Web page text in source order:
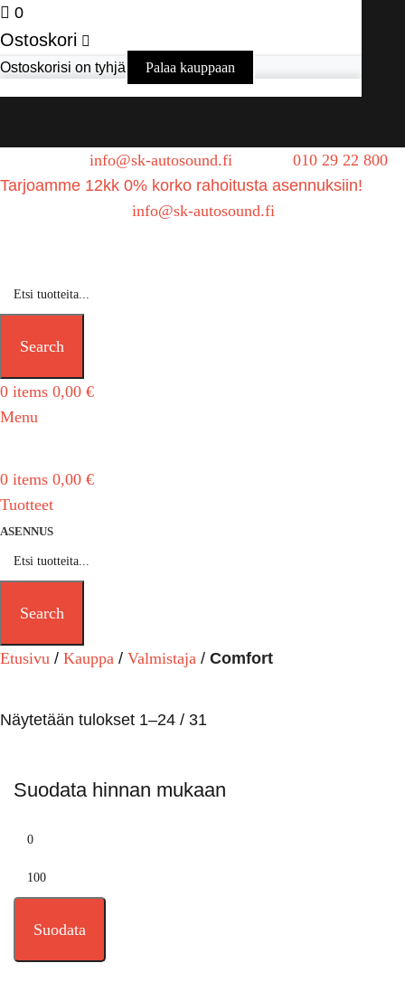
0
Ostoskori
Ostoskorisi on tyhjä Palaa kauppaan
info@sk-autosound.fi
010 29 22 800
Tarjoamme 12kk 0% korko rahoitusta asennuksiin!
info@sk-autosound.fi
Search
0 items 0,00 €
Menu
0 items 0,00 €
Tuotteet
ASENNUS
Search
Etusivu Kauppa Valmistaja Comfort
Näytetään tulokset 1–24 / 31
Suodata hinnan mukaan
Suodata